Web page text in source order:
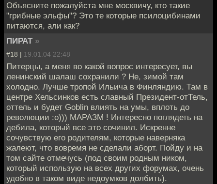
Объясните пожалуйста мне москвичу, кто такие
"грибные эльфы"? Это те которые псилоцибинами
питаются, али как?
ПИРАТ »
#18 | 19.01.04 22:48
Питерцы, а меня во какой вопрос интересует, вы
ленинский шалаш сохранили ? Не, зимой там
холодно. Лучше тропой Ильича в Финляндию. Там в
центре Хельсинков есть славный Президент-отТель,
оттель и будет Goblin влиять на умы, вплоть до
революции :о))) МАРАЗМ ! Интересно поглядеть на
дебила, который все это сочинил. Искренне
сочувствую его родителям, которые наверняка
жалеют, что вовремя не сделали аборт. Пойду и на
том сайте отмечусь (под своим родным ником,
который использую на всех других форумах, очень
удобно в таком виде недоумков долбить).